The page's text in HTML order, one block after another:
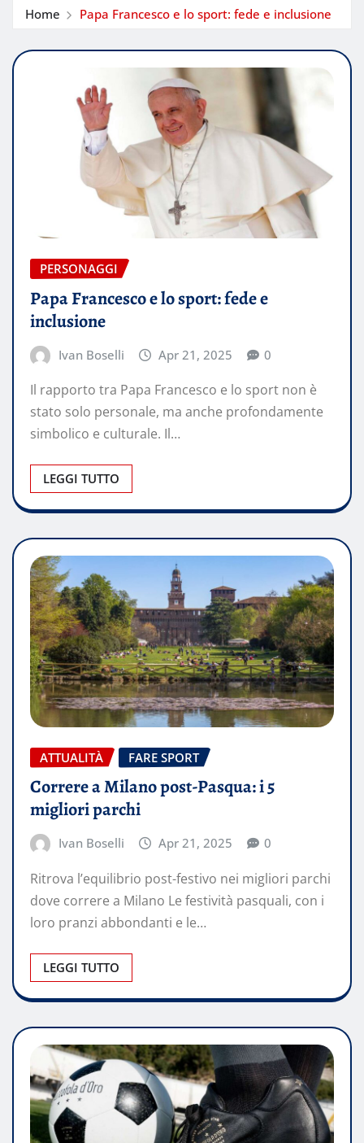
Home Papa Francesco e lo sport: fede e inclusione
PERSONAGGI
Papa Francesco e lo sport: fede e
inclusione
Ivan Boselli Apr 21, 2025 0
Il rapporto tra Papa Francesco e lo sport non è
stato solo personale, ma anche profondamente
simbolico e culturale. Il…
LEGGI TUTTO
ATTUALITÀ FARE SPORT
Correre a Milano post-Pasqua: i 5
migliori parchi
Ivan Boselli Apr 21, 2025 0
Ritrova l’equilibrio post-festivo nei migliori parchi
dove correre a Milano Le festività pasquali, con i
loro pranzi abbondanti e le…
LEGGI TUTTO